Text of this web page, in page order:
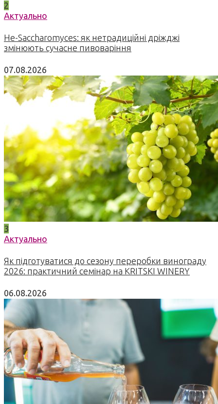
2
Актуально
Не-Saccharomyces: як нетрадиційні дріжджі
змінюють сучасне пивоваріння
07.08.2026
3
Актуально
Як підготуватися до сезону переробки винограду
2026: практичний семінар на KRITSKI WINERY
06.08.2026